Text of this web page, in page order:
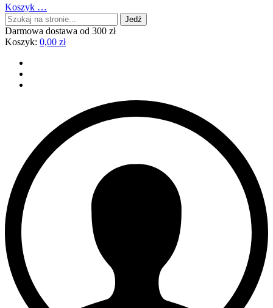
Koszyk …
Darmowa dostawa od 300 zł
Koszyk: 0,00 zł